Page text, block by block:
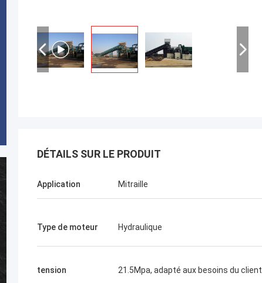
DÉTAILS SUR LE PRODUIT
Application Mitraille
Type de moteur Hydraulique
tension 21.5Mpa, adapté aux besoins du client